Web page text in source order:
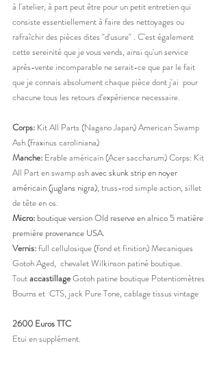
à l'atelier, à part peut être pour un petit entretien qui
consiste essentiellement à faire des nettoyages ou
rafraîchir des pièces dites "d'usure" . C'est également
cette sereinité que je vous vends, ainsi qu'un service
après-vente incomparable ne serait-ce que par le fait
que je connais absolument chaque pièce dont j'ai  pour
chacune tous les retours d'expérience necessaire.
Corps: Kit All Parts (Nagano Japan) American Swamp
Ash (fraxinus caroliniana)
Manche: Erable américain (Acer saccharum) Corps: Kit
All Part en swamp ash avec skunk strip en noyer
américain (juglans nigra), truss-rod simple action, sillet
de tête en os.
Micro: boutique version Old reserve en alnico 5 matière
première provenance USA.
Vernis: full cellulosique (fond et finition) Mecaniques
Gotoh Aged,  chevalet Wilkinson patiné boutique.
Tout accastillage Gotoh patine boutique Potentiomètres
Bourns et  CTS, jack Pure Tone, cablage tissus vintage
2600 Euros TTC
Etui en supplément.